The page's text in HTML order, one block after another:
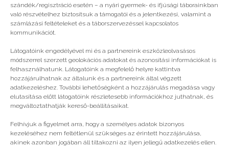
szándék/regisztráció esetén – a nyári gyermek- és ifjúsági táborainkban
való részvételhez biztosítsuk a támogatói és a jelentkezési, valamint a
számlázási feltételeket és a táborszervezéssel kapcsolatos
kommunikációt.
Látogatóink engedélyével mi és a partnereink eszközleolvasásos
módszerrel szerzett geolokációs adatokat és azonosítási információkat is
felhasználhatunk. Látogatóink a megfelelő helyre kattintva
hozzájárulhatnak az általunk és a partnereink által végzett
adatkezeléshez. További lehetőségként a hozzájárulás megadása vagy
elutasítása előtt látogatóink részletesebb információkhoz juthatnak, és
megváltoztathatják kereső-beállításaikat.
Felhívjuk a figyelmet arra, hogy a személyes adatok bizonyos
kezeléséhez nem feltétlenül szükséges az érintett hozzájárulása,
akinek azonban jogában áll tiltakozni az ilyen jellegű adatkezelés ellen.
A nevem, e-mail címem, és weboldalcímem